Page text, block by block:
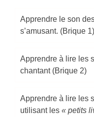
Apprendre le son
s’amusant. (Brique 1)
Apprendre à lire les
chantant (Brique 2)
Apprendre à lire les
utilisant les « petits